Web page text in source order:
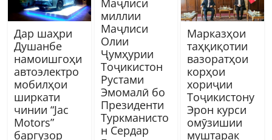
Дар шаҳри
Душанбе
намоишгоҳи
автоэлектро
мобилҳои
ширкати
чинии “Jac
Motors”
баргузор
миллии
Маҷлиси
Олии
Ҷумҳурии
Тоҷикистон
Рустами
Эмомалӣ бо
Президенти
Туркманисто
н Сердар
Марказҳои
таҳқиқотии
вазоратҳои
корҳои
хориҷии
Тоҷикистону
Эрон курси
омӯзишии
муштарак